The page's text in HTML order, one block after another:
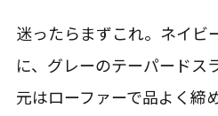
迷ったらまずこれ。ネイビ
に、グレーのテーパードス
元はローファーで品よく締